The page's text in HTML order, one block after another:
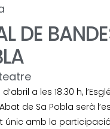
DE
a les 18.30 h,
de Sa Pobla serà
únic amb la